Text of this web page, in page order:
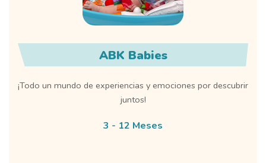
ABK Babies
¡Todo un mundo de experiencias y emociones por descubrir
juntos!
3 - 12 Meses